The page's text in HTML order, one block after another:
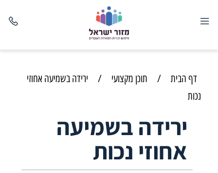
דף הבית / תוכן מקצועי /
ירידה בשמיעה אחוזי
נכות
ירידה בשמיעה
אחוזי נכות